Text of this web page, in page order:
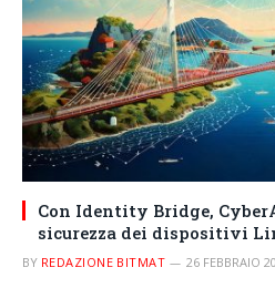
Con Identity Bridge,
sicurezza dei dispositivi
BY REDAZIONE BITMAT 26 FEBBRAIO